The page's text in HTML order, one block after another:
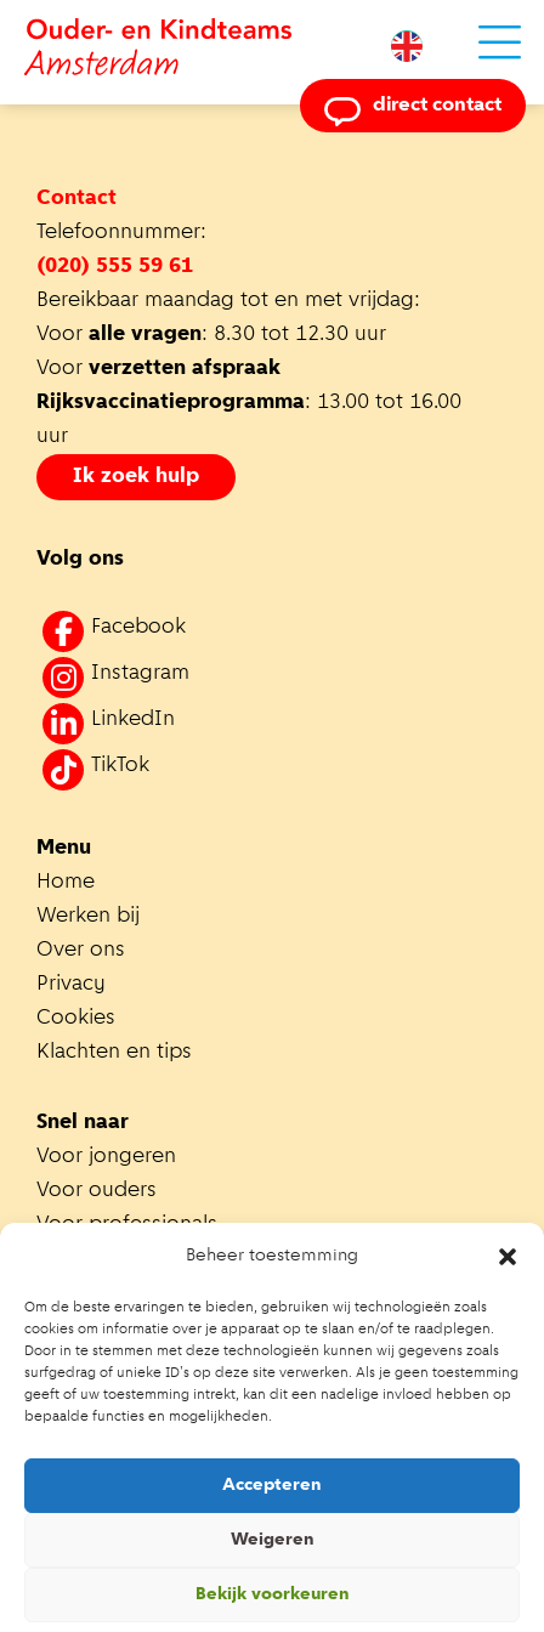
Beheer toestemming
Om de beste ervaringen te bieden, gebruiken wij technologieën zoals
cookies om informatie over je apparaat op te slaan en/of te raadplegen.
Door in te stemmen met deze technologieën kunnen wij gegevens zoals
surfgedrag of unieke ID's op deze site verwerken. Als je geen toestemming
geeft of uw toestemming intrekt, kan dit een nadelige invloed hebben op
bepaalde functies en mogelijkheden.
Accepteren
Weigeren
Bekijk voorkeuren
Powered by
direct contact
Contact
Telefoonnummer:
(020) 555 59 61
Bereikbaar maandag tot en met vrijdag:
Voor alle vragen: 8.30 tot 12.30 uur
Voor verzetten afspraak
Rijksvaccinatieprogramma: 13.00 tot 16.00
uur
Ik zoek hulp
Volg ons
Facebook
Instagram
LinkedIn
TikTok
Menu
Home
Werken bij
Over ons
Privacy
Cookies
Klachten en tips
Snel naar
Voor jongeren
Voor ouders
Voor professionals
Zoek contactpersoon op school
Trainingen
Ouderportaal JGZ